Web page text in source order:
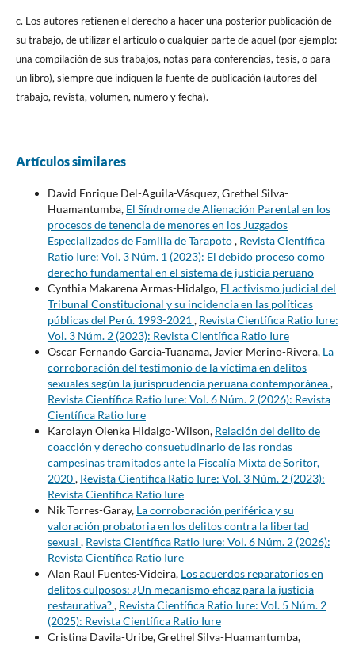
c. Los autores retienen el derecho a hacer una posterior publicación de
su trabajo, de utilizar el artículo o cualquier parte de aquel (por ejemplo:
una compilación de sus trabajos, notas para conferencias, tesis, o para
un libro), siempre que indiquen la fuente de publicación (autores del
trabajo, revista, volumen, numero y fecha).
Artículos similares
David Enrique Del-Aguila-Vásquez, Grethel Silva-
Huamantumba, El Síndrome de Alienación Parental en los
procesos de tenencia de menores en los Juzgados
Especializados de Familia de Tarapoto, Revista Científica
Ratio Iure: Vol. 3 Núm. 1 (2023): El debido proceso como
derecho fundamental en el sistema de justicia peruano
Cynthia Makarena Armas-Hidalgo, El activismo judicial del
Tribunal Constitucional y su incidencia en las políticas
públicas del Perú. 1993-2021 , Revista Científica Ratio Iure:
Vol. 3 Núm. 2 (2023): Revista Científica Ratio Iure
Oscar Fernando Garcia-Tuanama, Javier Merino-Rivera, La
corroboración del testimonio de la víctima en delitos
sexuales según la jurisprudencia peruana contemporánea,
Revista Científica Ratio Iure: Vol. 6 Núm. 2 (2026): Revista
Científica Ratio Iure
Karolayn Olenka Hidalgo-Wilson, Relación del delito de
coacción y derecho consuetudinario de las rondas
campesinas tramitados ante la Fiscalía Mixta de Soritor,
2020, Revista Científica Ratio Iure: Vol. 3 Núm. 2 (2023):
Revista Científica Ratio Iure
Nik Torres-Garay, La corroboración periférica y su
valoración probatoria en los delitos contra la libertad
sexual , Revista Científica Ratio Iure: Vol. 6 Núm. 2 (2026):
Revista Científica Ratio Iure
Alan Raul Fuentes-Videira, Los acuerdos reparatorios en
delitos culposos: ¿Un mecanismo eficaz para la justicia
restaurativa?, Revista Científica Ratio Iure: Vol. 5 Núm. 2
(2025): Revista Científica Ratio Iure
Cristina Davila-Uribe, Grethel Silva-Huamantumba,